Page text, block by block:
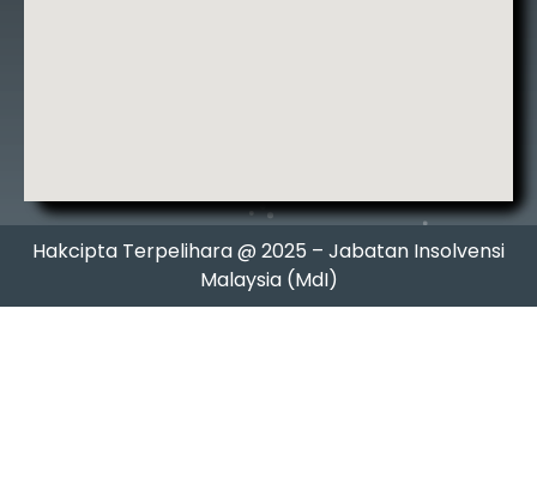
Hakcipta Terpelihara @ 2025 – Jabatan Insolvensi
Malaysia (MdI)